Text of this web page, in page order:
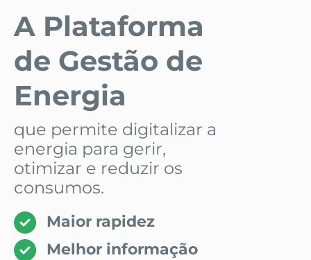
A Plataforma
de Gestão de
Energia
que permite digitalizar a
energia para gerir,
otimizar e reduzir os
consumos.
Maior rapidez
Melhor informação